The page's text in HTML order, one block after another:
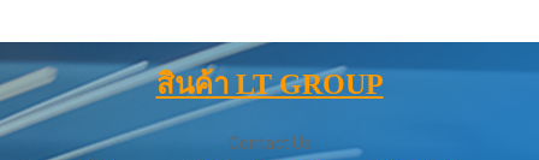
สินค้า LT GROUP
Contact Us